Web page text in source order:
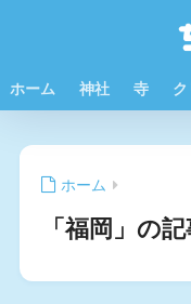
ホーム 神社 寺
ホーム
「福岡」の